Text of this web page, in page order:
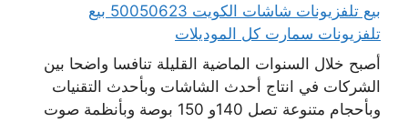
بيع تلفزيونات شاشات الكويت 50050623 بيع
تلفزيونات سمارت كل الموديلات
أصبح خلال السنوات الماضية القليلة تنافسا واضحا بين
الشركات في انتاج أحدث الشاشات وبأحدث التقنيات
وبأحجام متنوعة تصل 140و 150 بوصة وبأنظمة صوت